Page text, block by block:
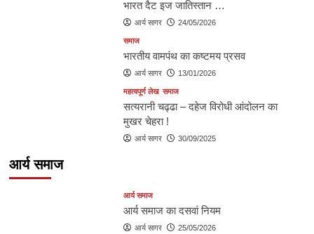
भारत दैट इज जातिस्तान …
आर्य सागर 24/05/2026
समाज
भारतीय वामपंथ का कष्टमय प्रसव
आर्य सागर 13/01/2026
महत्वपूर्ण लेख समाज
सत्यरानी चढ्ढा – दहेज विरोधी आंदोलन का
मुखर चेहरा !
आर्य सागर 30/09/2025
आर्य समाज
आर्य समाज
आर्य समाज का दसवां नियम
आर्य सागर 25/05/2026